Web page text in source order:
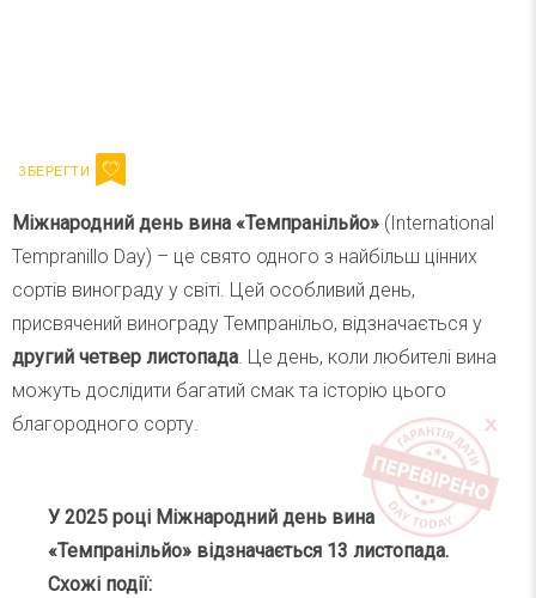
Міжнародний день вина «Темпранільйо» (International
Tempranillo Day) – це свято одного з найбільш цінних
сортів винограду у світі. Цей особливий день,
присвячений винограду Темпранільо, відзначається у
другий четвер листопада. Це день, коли любителі вина
можуть дослідити багатий смак та історію цього
благородного сорту.
У 2025 році Міжнародний день вина
«Темпранільйо» відзначається 13 листопада.
Схожі події: